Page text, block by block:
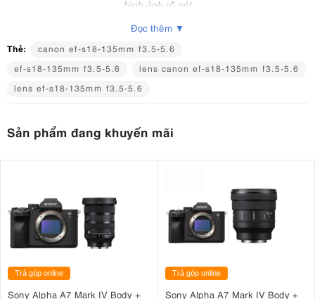
hình ảnh rõ nét
Ống Kính Canon EF-S18-135mm F3.5-5.6
IS USM- ống kính siêu zoom lý tưởng cho máy ảnh Canon
Đọc thêm ▼
Thẻ:
canon ef-s18-135mm f3.5-5.6
ef-s18-135mm f3.5-5.6
lens canon ef-s18-135mm f3.5-5.6
lens ef-s18-135mm f3.5-5.6
Sản phẩm đang khuyến mãi
Trả góp online
Sony Alpha A7 Mark IV Body +
Trả góp online
Sony Alpha A7 Mark IV Body +